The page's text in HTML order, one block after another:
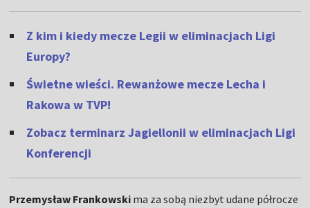
Z kim i kiedy mecze Legii w eliminacjach Ligi
Europy?
Świetne wieści. Rewanżowe mecze Lecha i
Rakowa w TVP!
Zobacz terminarz Jagiellonii w eliminacjach Ligi
Konferencji
Przemysław Frankowski ma za sobą niezbyt udane półrocze